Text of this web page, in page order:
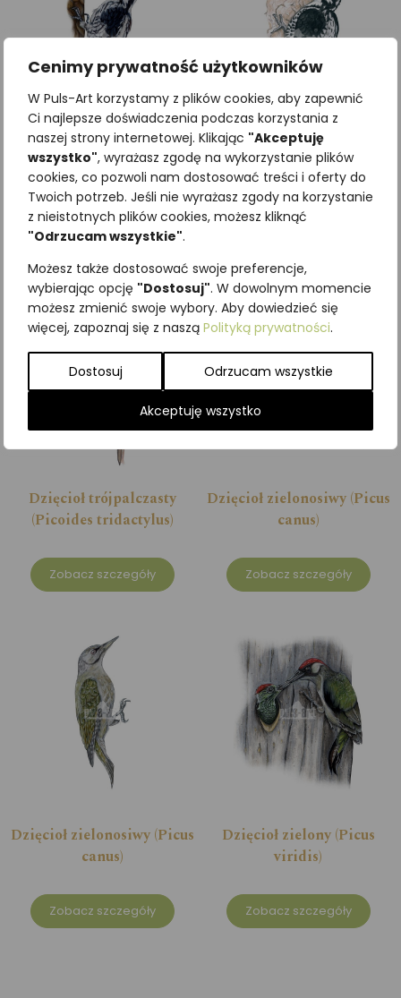
Cenimy prywatność użytkowników
W Puls-Art korzystamy z plików cookies, aby zapewnić
Ci najlepsze doświadczenia podczas korzystania z
naszej strony internetowej. Klikając "Akceptuję
wszystko", wyrażasz zgodę na wykorzystanie plików
cookies, co pozwoli nam dostosować treści i oferty do
Twoich potrzeb. Jeśli nie wyrażasz zgody na korzystanie
z nieistotnych plików cookies, możesz kliknąć
"Odrzucam wszystkie".
Możesz także dostosować swoje preferencje,
wybierając opcję "Dostosuj". W dowolnym momencie
możesz zmienić swoje wybory. Aby dowiedzieć się
więcej, zapoznaj się z naszą Polityką prywatności.
Dostosuj Odrzucam wszystkie
Akceptuję wszystko
Dzięcioł trójpalczasty
(Picoides tridactylus)
Zobacz szczegóły
Dzięcioł trójpalczasty
(Picoides tridactylus)
Dzięcioł trójpalczasty
(Picoides tridactylus)
Zobacz szczegóły
Dzięcioł zielonosiwy (Picus
canus)
Zobacz szczegóły
Dzięcioł zielonosiwy (Picus
canus)
Zobacz szczegóły
Dzięcioł zielony (Picus
viridis)
Zobacz szczegóły